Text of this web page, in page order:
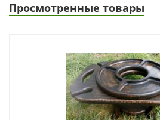
Просмотренные товары